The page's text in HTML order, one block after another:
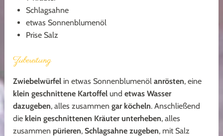
Schlagsahne
etwas Sonnenblumenöl
Prise Salz
Zubereitung
Zwiebelwürfel in etwas Sonnenblumenölanrösten, eine
klein geschnittene Kartoffel undetwas Wasser
dazugeben, alles zusammengar köcheln. Anschließend
die klein geschnittenen Kräuter unterheben, alles
zusammen pürieren,Schlagsahne zugeben, mit Salz